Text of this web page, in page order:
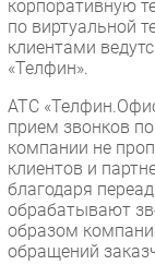
CIO/
Гаджеты
Здоровье
РАЗДЕЛЫ
Новости
Аналитика
Интервью
корпоративную
по виртуальной
клиентами
«Телфин».
АТС
прием звонков
компании не
клиентов и
благодаря
обрабатывают
образом
обращений